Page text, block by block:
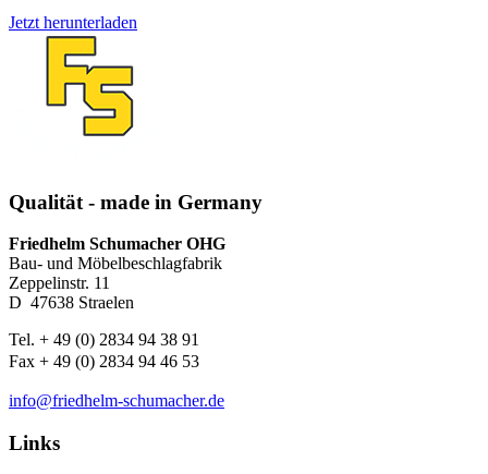
Jetzt herunterladen
Qualität - made in Germany
Friedhelm Schumacher OHG
Bau- und Möbelbeschlagfabrik
Zeppelinstr. 11
D ­ 47638 Straelen
Tel. + 49 (0) 2834 94 38 91
Fax + 49 (0) 2834 94 46 53
info@friedhelm-schumacher.de
Links